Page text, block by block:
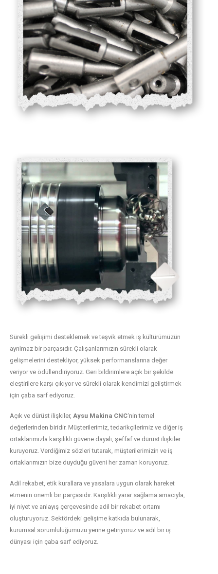
Sürekli gelişimi desteklemek ve teşvik etmek iş kültürümüzün
ayrılmaz bir parçasıdır. Çalışanlarımızın sürekli olarak
gelişmelerini destekliyor, yüksek performanslarına değer
veriyor ve ödüllendiriyoruz. Geri bildirimlere açık bir şekilde
eleştirilere karşı çıkıyor ve sürekli olarak kendimizi geliştirmek
için çaba sarf ediyoruz.
Açık ve dürüst ilişkiler, Aysu Makina CNC‘nin temel
değerlerinden biridir. Müşterilerimiz, tedarikçilerimiz ve diğer iş
ortaklarımızla karşılıklı güvene dayalı, şeffaf ve dürüst ilişkiler
kuruyoruz. Verdiğimiz sözleri tutarak, müşterilerimizin ve iş
ortaklarımızın bize duyduğu güveni her zaman koruyoruz.
Adil rekabet, etik kurallara ve yasalara uygun olarak hareket
etmenin önemli bir parçasıdır. Karşılıklı yarar sağlama amacıyla,
iyi niyet ve anlayış çerçevesinde adil bir rekabet ortamı
oluşturuyoruz. Sektördeki gelişime katkıda bulunarak,
kurumsal sorumluluğumuzu yerine getiriyoruz ve adil bir iş
dünyası için çaba sarf ediyoruz.